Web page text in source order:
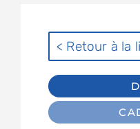
< Retour à la